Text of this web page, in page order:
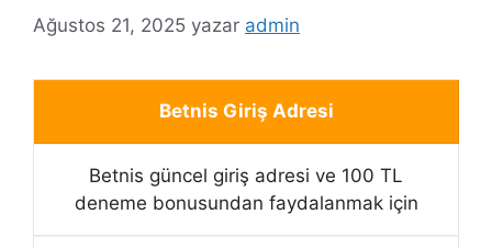
Ağustos 21, 2025 yazar admin
Betnis Giriş Adresi
Betnis güncel giriş adresi ve 100 TL
deneme bonusundan faydalanmak için